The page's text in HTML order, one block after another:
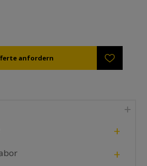
+
+